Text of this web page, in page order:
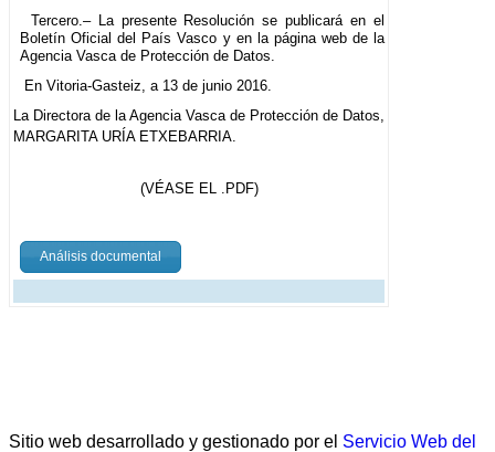
Tercero.– La presente Resolución se publicará en el
Boletín Oficial del País Vasco y en la página web de la
Agencia Vasca de Protección de Datos.
En Vitoria-Gasteiz, a 13 de junio 2016.
La Directora de la Agencia Vasca de Protección de Datos,
MARGARITA URÍA ETXEBARRIA.
(VÉASE EL .PDF)
Análisis documental
Sitio web desarrollado y gestionado por el Servicio Web del